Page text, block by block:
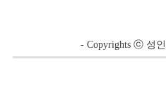
- Copyrights ⓒ 성